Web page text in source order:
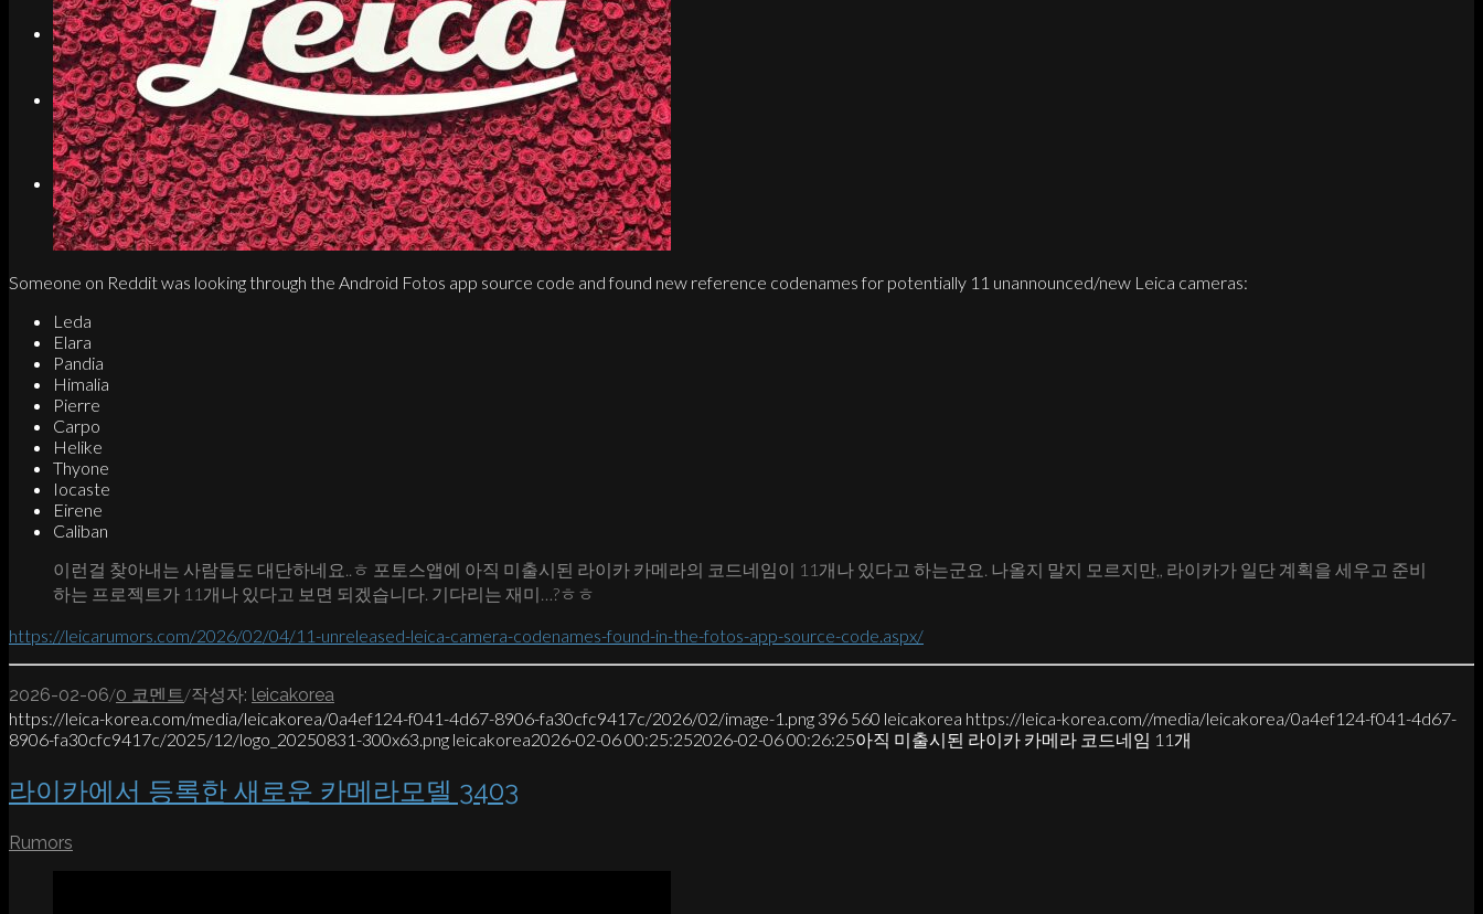
Search
MenuMenu
Link to Instagram
Someone on Reddit was looking through the Android Fotos app source code and found new reference codenames for potentially 11 unannounced/new Leica cameras:
Leda
Elara
Pandia
Himalia
Pierre
Carpo
Helike
Thyone
Iocaste
Eirene
Caliban
이런걸 찾아내는 사람들도 대단하네요..ㅎ 포토스앱에 아직 미출시된 라이카 카메라의 코드네임이 11개나 있다고 하는군요. 나올지 말지 모르지만,, 라이카가 일단 계획을 세우고 준비
하는 프로젝트가 11개나 있다고 보면 되겠습니다. 기다리는 재미…?ㅎㅎ
https://leicarumors.com/2026/02/04/11-unreleased-leica-camera-codenames-found-in-the-fotos-app-source-code.aspx/
2026-02-06/0 코멘트 /작성자: leicakorea
https://leica-korea.com/media/leicakorea/0a4ef124-f041-4d67-8906-fa30cfc9417c/2026/02/image-1.png 396 560 leicakorea https://leica-korea.com//media/leicakorea/0a4ef124-f041-4d67-
8906-fa30cfc9417c/2025/12/logo_20250831-300x63.png leicakorea2026-02-06 00:25:252026-02-06 00:26:25아직 미출시된 라이카 카메라 코드네임 11개
라이카에서 등록한 새로운 카메라모델 3403
Rumors